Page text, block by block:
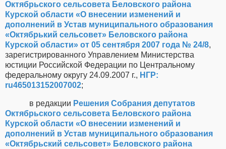
Октябрьского сельсовета Беловского района
Курской области «О внесении изменений и
дополнений в Устав муниципального образования
«Октябрький сельсовет» Беловского района
Курской области» от 05 сентября 2007 года № 24/8,
зарегистрированного Управлением Министерства
юстиции Российской Федерации по Центральному
федеральному округу 24.09.2007 г., НГР:
ru465013152007002;
в редакции Решения Собрания депутатов
Октябрьского сельсовета Беловского района
Курской области «О внесении изменений и
дополнений в Устав муниципального образования
«Октябрьский сельсовет» Беловского района